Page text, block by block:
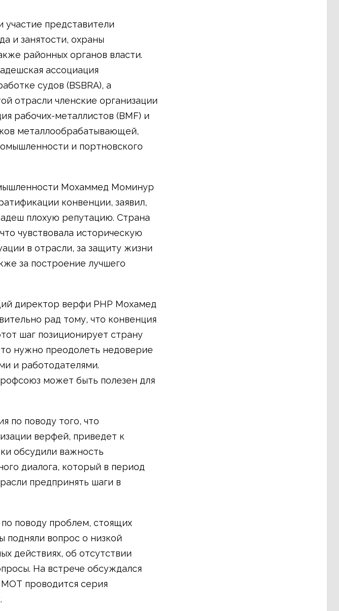
участие представители
и занятости, охраны
районных органов власти.
ассоциация
судов (BSBRA), а
отрасли членские организации
рабочих-металлистов (BMF) и
металлообрабатывающей,
и портновского
Мохаммед Моминур
конвенции, заявил,
плохую репутацию. Страна
чувствовала историческую
в отрасли, за защиту жизни
за построение лучшего
директор верфи PHP Мохамед
рад тому, что конвенция
шаг позиционирует страну
нужно преодолеть недоверие
и работодателями.
может быть полезен для
по поводу того, что
верфей, приведет к
обсудили важность
диалога, который в период
предпринять шаги в
поводу проблем, стоящих
вопрос о низкой
действиях, об отсутствии
На встрече обсуждался
проводится серия